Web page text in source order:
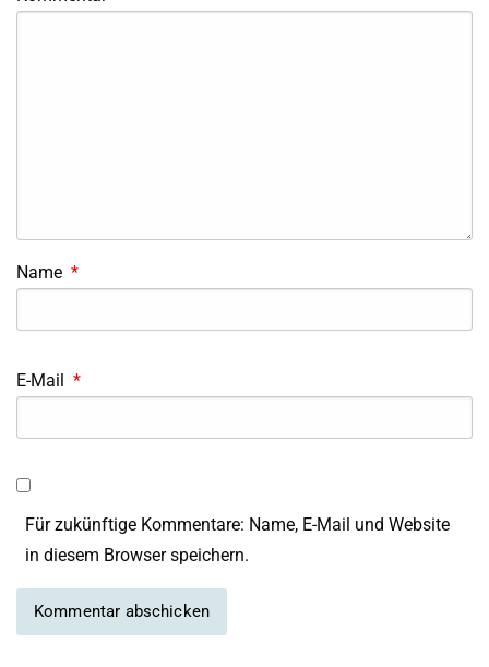
Name *
E-Mail *
Für zukünftige Kommentare: Name, E-Mail und Website
in diesem Browser speichern.